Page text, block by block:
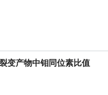
变产物中钼同位素比值